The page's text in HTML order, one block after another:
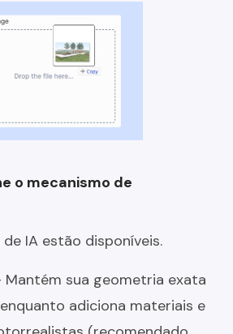
o mecanismo de
IA estão disponíveis.
Mantém sua geometria exata
adiciona materiais e